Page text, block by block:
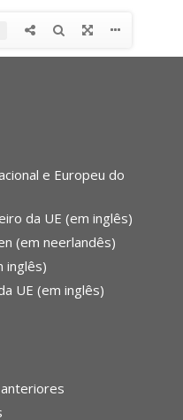
e Europeu do
da UE (em inglês)
(em neerlandês)
inglês)
UE (em inglês)